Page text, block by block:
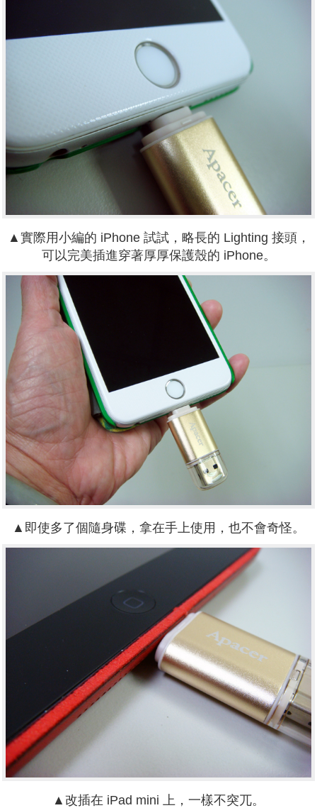
▲實際用小編的 iPhone 試試，略長的 Lighting 接頭，
可以完美插進穿著厚厚保護殼的 iPhone。
▲即使多了個隨身碟，拿在手上使用，也不會奇怪。
▲改插在 iPad mini 上，一樣不突兀。